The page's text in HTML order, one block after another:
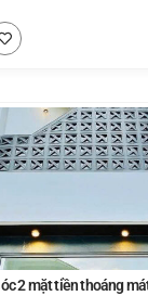
2 mặt tiền thoáng